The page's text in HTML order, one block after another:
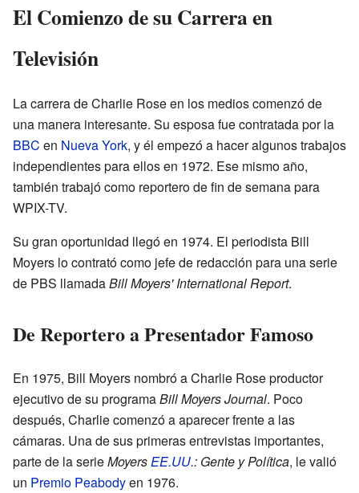
El Comienzo de su Carrera en
Televisión
La carrera de Charlie Rose en los medios comenzó de
una manera interesante. Su esposa fue contratada por la
BBC en Nueva York, y él empezó a hacer algunos trabajos
independientes para ellos en 1972. Ese mismo año,
también trabajó como reportero de fin de semana para
WPIX-TV.
Su gran oportunidad llegó en 1974. El periodista Bill
Moyers lo contrató como jefe de redacción para una serie
de PBS llamadaBill Moyers' International Report.
De Reportero a Presentador Famoso
En 1975, Bill Moyers nombró a Charlie Rose productor
ejecutivo de su programaBill Moyers Journal. Poco
después, Charlie comenzó a aparecer frente a las
cámaras. Una de sus primeras entrevistas importantes,
parte de la serieMoyersEE.UU.: Gente y Política, le valió
un Premio Peabodyen 1976.